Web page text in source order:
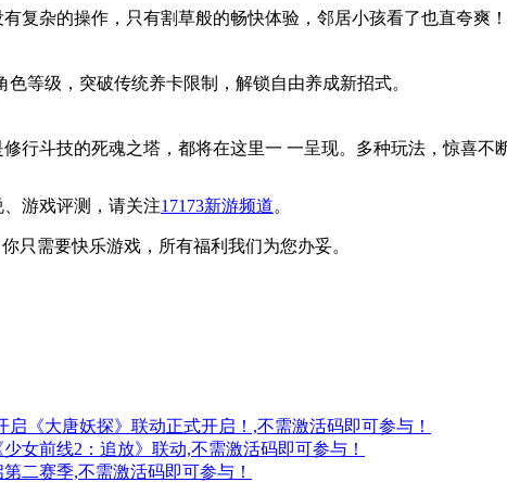
复杂的操作，只有割草般的畅快体验，邻居小孩看了也直夸爽！
等级，突破传统养卡限制，解锁自由养成新招式。
行斗技的死魂之塔，都将在这里一 一呈现。多种玩法，惊喜不
游戏评测，请关注17173新游频道。
只需要快乐游戏，所有福利我们为您办妥。
启《大唐妖探》联动正式开启！,不需激活码即可参与！
女前线2：追放》联动,不需激活码即可参与！
二赛季,不需激活码即可参与！